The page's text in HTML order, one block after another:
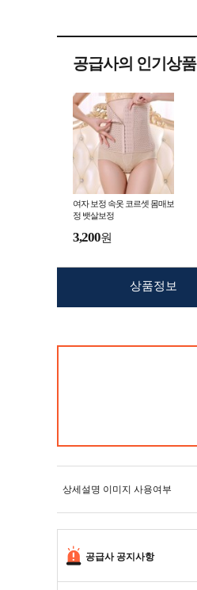
공급사의 인기상품
여자 보정 속옷 코르셋 몸매보
정 뱃살보정
3,200원
상세설명 이미지 사용여부
공급사 공지사항
상품정보